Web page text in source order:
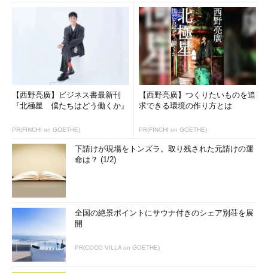
// 該当した最初の箇所だけを削除する例
idx = before.
(TARGET);
(idx >= 0)
after = before.Remove
(idx, TARGET.Length);
Console.WriteLine(after);
// 出力：あいおうえいおあ
ConstTARGETAs String= "うえ"
' Replaceメソッドでは、該当した箇所の全てを置換してしま
DimafterAs
' 出力：あいおいおあ
' 該当した最初の箇所だけを削除する例
DimidxAs Integer= before.IndexOf(TARGET)
If(idx >= 0)
【西野亮廣】ビジネス書最新刊
『北極星 僕たちはどう働くか』
PR(FINCHI on GOETHE)
【西野亮廣】つくりたいものを追
求できる環境の作り方とは
PR(FINCHI on GOETHE)
下請けが現場をトンズラ。取り残された元請けの運
命は？ (1/2)
全国の絶景ポイントにサウナ付きのシェア別荘を展
開
PR(COCO VILLA on GOETHE)